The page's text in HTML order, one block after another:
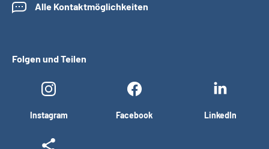
Alle Kontaktmöglichkeiten
Folgen und Teilen
Instagram Facebook LinkedIn